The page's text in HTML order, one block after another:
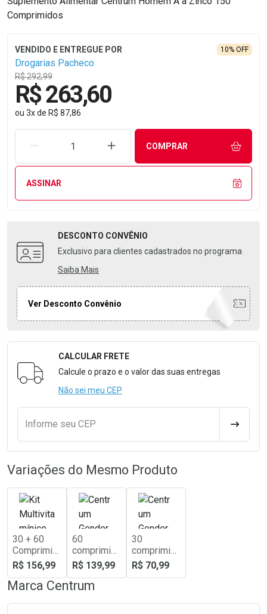
Comprimidos
Drogarias Pacheco
R$ 292,99
10% OFF
R$ 263,60
ou 3xde R$ 87,86
REMOVER UMA UNIDADEAUMENTAR UMA UNIDADE
COMPRAR
ASSINAR
DESCONTO CONVÊNIO
Exclusivo para clientes cadastrados no programa
Saiba Mais
Ver Desconto Convênio
Formulário para Calcular o Frete
CALCULAR FRETE
Calcule o prazo e o valor das suas entregas
Não sei meu CEP
Informe seu CEP
Variações do Mesmo Produto
30 + 60
Comprimid
os
R$ 156,99
60
comprimid
os
R$ 139,99
30
comprimid
os
R$ 70,99
Marca Centrum